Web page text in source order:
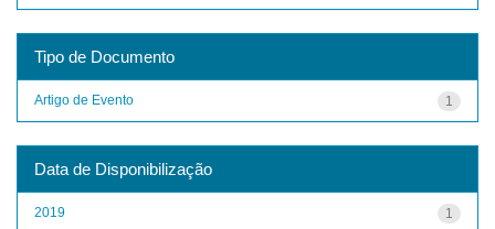
Tipo de Documento
1
Artigo de Evento
Data de Disponibilização
1
2019